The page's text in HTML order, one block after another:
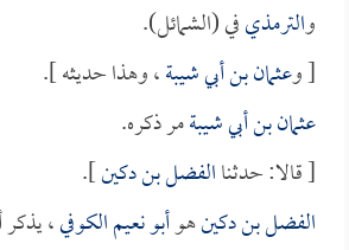
والترمذيفي (الشمائل).
[ وعثمان بن أبي شيبة، وهذا حديثه ].
عثمان بن أبي شيبةمر ذكره.
[ قالا: حدثناالفضل بن دكين].
الفضل بن دكينهوأبو نعيم الكوفي، يذكر